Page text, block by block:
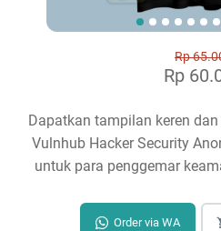
Rp
Rp
Dapatkan tampilan keren
Vulnhub Hacker Security
untuk para penggemar
Order via WA